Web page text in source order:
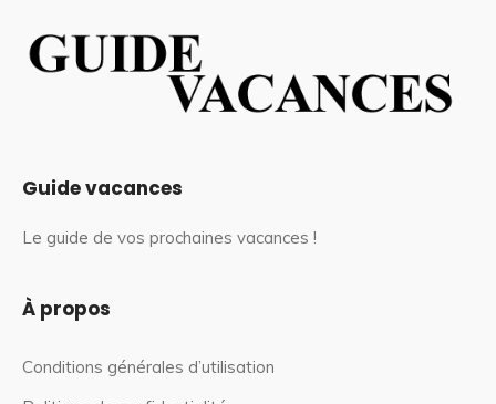
Guide vacances
Le guide de vos prochaines vacances !
À propos
Conditions générales d’utilisation